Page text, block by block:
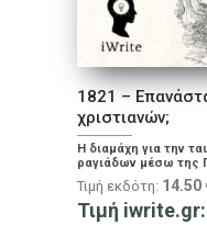
1821 –
χριστιανών;
Η διαμάχη για την
ραγιάδων μέσω της
Ευρωπαϊκάς αυλάς,
εγγράφου της
Τιμή εκδότη: 14.50
Τιμή iwrite.gr: